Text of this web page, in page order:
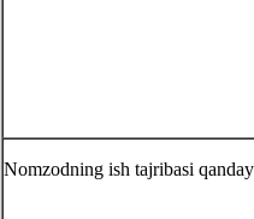
Nomzodning ish tajribasi